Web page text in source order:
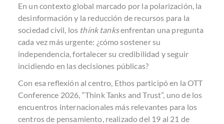
En un contexto global marcado por la polarización, la
desinformación y la reducción de recursos para la
sociedad civil, los think tanksenfrentan una pregunta
cada vez más urgente: ¿cómo sostener su
independencia, fortalecer su credibilidad y seguir
incidiendo en las decisiones públicas?
Con esa reflexión al centro, Ethos participó en la OTT
Conference 2026, “Think Tanks and Trust”, uno de los
encuentros internacionales más relevantes para los
centros de pensamiento, realizado del 19 al 21 de